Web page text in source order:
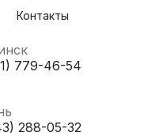
Контакты
779-46-54
288-05-32